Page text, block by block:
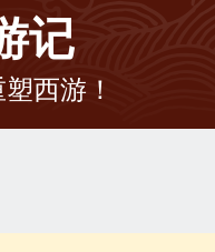
记
西游！